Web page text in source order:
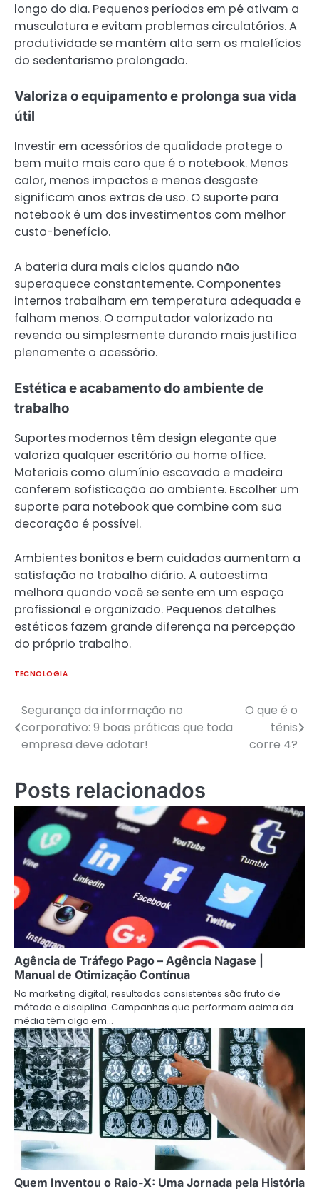
longo do dia. Pequenos períodos em pé ativam a
musculatura e evitam problemas circulatórios. A
produtividade se mantém alta sem os malefícios
do sedentarismo prolongado.
Valoriza o equipamento e prolonga sua vida
útil
Investir em acessórios de qualidade protege o
bem muito mais caro que é o notebook. Menos
calor, menos impactos e menos desgaste
significam anos extras de uso. O suporte para
notebook é um dos investimentos com melhor
custo-benefício.
A bateria dura mais ciclos quando não
superaquece constantemente. Componentes
internos trabalham em temperatura adequada e
falham menos. O computador valorizado na
revenda ou simplesmente durando mais justifica
plenamente o acessório.
Estética e acabamento do ambiente de
trabalho
Suportes modernos têm design elegante que
valoriza qualquer escritório ou home office.
Materiais como alumínio escovado e madeira
conferem sofisticação ao ambiente. Escolher um
suporte para notebook que combine com sua
decoração é possível.
Ambientes bonitos e bem cuidados aumentam a
satisfação no trabalho diário. A autoestima
melhora quando você se sente em um espaço
profissional e organizado. Pequenos detalhes
estéticos fazem grande diferença na percepção
do próprio trabalho.
TECNOLOGIA
Navegação
de
Segurança da informação no
corporativo: 9 boas práticas que toda
empresa deve adotar!
O que é o
tênis
corre 4?
Posts relacionados
Agência de Tráfego Pago – Agência Nagase |
Manual de Otimização Contínua
No marketing digital, resultados consistentes são fruto de
método e disciplina. Campanhas que performam acima da
média têm algo em…
Quem Inventou o Raio-X: Uma Jornada pela História